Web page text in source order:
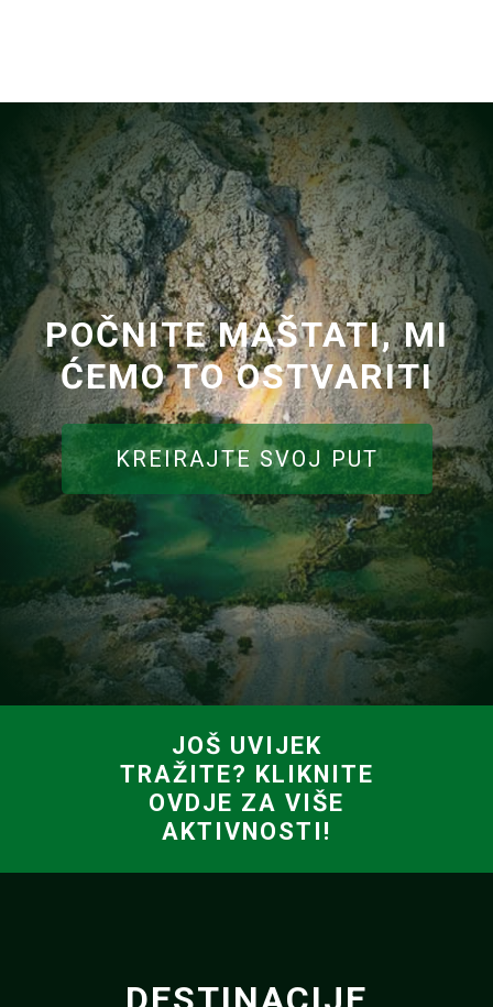
POČNITE MAŠTATI, MI
ĆEMO TO OSTVARITI
KREIRAJTE SVOJ PUT
JOŠ UVIJEK
TRAŽITE? KLIKNITE
OVDJE ZA VIŠE
AKTIVNOSTI!